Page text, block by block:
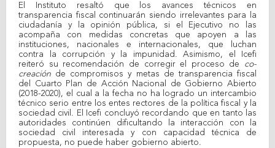
El Instituto resaltó que los avances técnicos en
transparencia fiscal continuarán siendo irrelevantes para la
ciudadanía y la opinión pública, si el Ejecutivo no las
acompaña con medidas concretas que apoyen a las
instituciones, nacionales e internacionales, que luchan
contra la corrupción y la impunidad. Asimismo, el Icefi
reiteró su recomendación de corregir el proceso de co-
creación de compromisos y metas de transparencia fiscal
del Cuarto Plan de Acción Nacional de Gobierno Abierto
(2018-2020), el cual a la fecha no ha logrado un intercambio
técnico serio entre los entes rectores de la política fiscal y la
sociedad civil. El Icefi concluyó recordando que en tanto las
autoridades continúen dificultando la interacción con la
sociedad civil interesada y con capacidad técnica de
propuesta, no puede haber gobierno abierto.